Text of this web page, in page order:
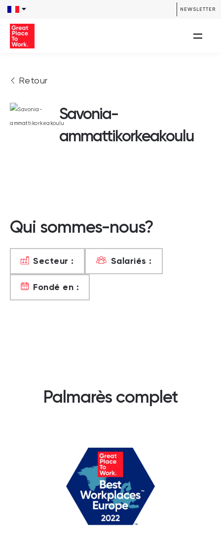
NEWSLETTER
Retour
Savonia-
ammattikorkeakoulu
Qui sommes-nous?
Secteur : Salariés :
Fondé en :
Palmarès complet